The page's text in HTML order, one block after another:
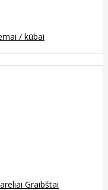
/ kūbai
Graibštai